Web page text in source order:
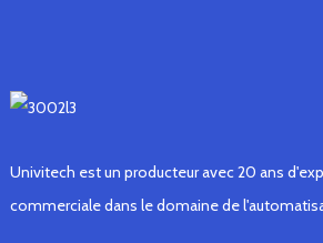
Univitech est un producteur avec 20 ans
commerciale dans le domaine de